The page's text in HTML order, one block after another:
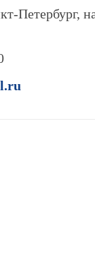
Петербург,